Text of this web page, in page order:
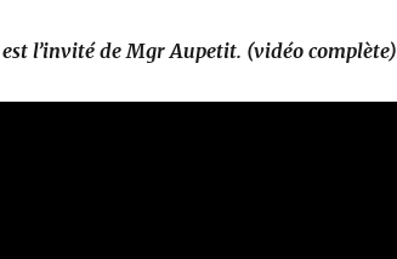
est l’invité de Mgr Aupetit. (vidéo complète)